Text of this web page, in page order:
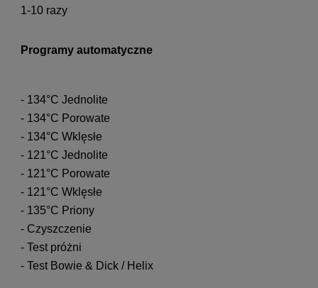
1-10 razy
Programy automatyczne
- 134°C Jednolite
- 134°C Porowate
- 134°C Wklęsłe
- 121°C Jednolite
- 121°C Porowate
- 121°C Wklęsłe
- 135°C Priony
- Czyszczenie
- Test próżni
- Test Bowie & Dick / Helix